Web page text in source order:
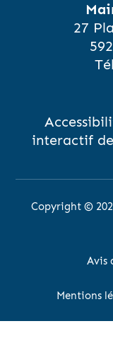
27
interactif
Copyright ©
Avis
Mentions